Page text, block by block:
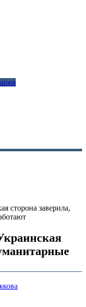
сторона заверила,